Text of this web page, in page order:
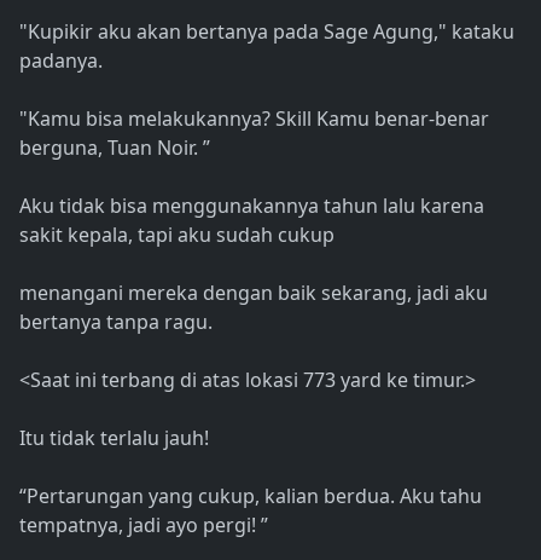
"Kupikir aku akan bertanya pada Sage Agung," kataku
padanya.
"Kamu bisa melakukannya? Skill Kamu benar-benar
berguna, Tuan Noir. ”
Aku tidak bisa menggunakannya tahun lalu karena
sakit kepala, tapi aku sudah cukup
menangani mereka dengan baik sekarang, jadi aku
bertanya tanpa ragu.
<Saat ini terbang di atas lokasi 773 yard ke timur.>
Itu tidak terlalu jauh!
“Pertarungan yang cukup, kalian berdua. Aku tahu
tempatnya, jadi ayo pergi! ”